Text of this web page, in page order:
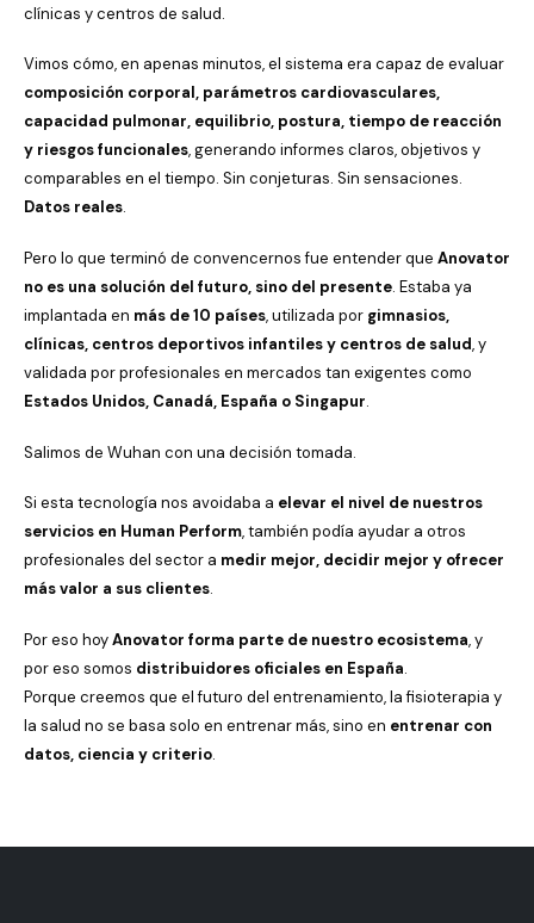
clínicas y centros de salud.
Vimos cómo, en apenas minutos, el sistema era capaz de evaluar
composición corporal, parámetros cardiovasculares,
capacidad pulmonar, equilibrio, postura, tiempo de reacción
y riesgos funcionales, generando informes claros, objetivos y
comparables en el tiempo. Sin conjeturas. Sin sensaciones.
Datos reales.
Pero lo que terminó de convencernos fue entender que Anovator
no es una solución del futuro, sino del presente. Estaba ya
implantada en más de 10 países, utilizada por gimnasios,
clínicas, centros deportivos infantiles y centros de salud, y
validada por profesionales en mercados tan exigentes como
Estados Unidos, Canadá, España o Singapur.
Salimos de Wuhan con una decisión tomada.
Si esta tecnología nos avoidaba a elevar el nivel de nuestros
servicios en Human Perform, también podía ayudar a otros
profesionales del sector a medir mejor, decidir mejor y ofrecer
más valor a sus clientes.
Por eso hoyAnovator forma parte de nuestro ecosistema, y
por eso somos distribuidores oficiales en España.
Porque creemos que el futuro del entrenamiento, la fisioterapia y
la salud no se basa solo en entrenar más, sino en entrenar con
datos, ciencia y criterio.